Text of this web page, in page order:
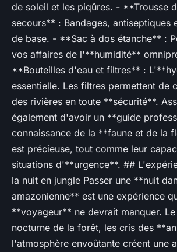
de soleil et les piqûres. - **Trousse
secours** : Bandages, antiseptiques
de base. - **Sac à dos étanche** :
vos affaires de l'**humidité**
**Bouteilles d'eau et filtres** :
essentielle. Les filtres permettent de
des rivières en toute **sécurité**.
également d'avoir un **guide
connaissance de la **faune et de la
est précieuse, tout comme leur
situations d'**urgence**. ##
la nuit en jungle Passer une **nuit
amazonienne** est une expérience
**voyageur** ne devrait manquer.
nocturne de la forêt, les cris des
l'atmosphère envoûtante créent une